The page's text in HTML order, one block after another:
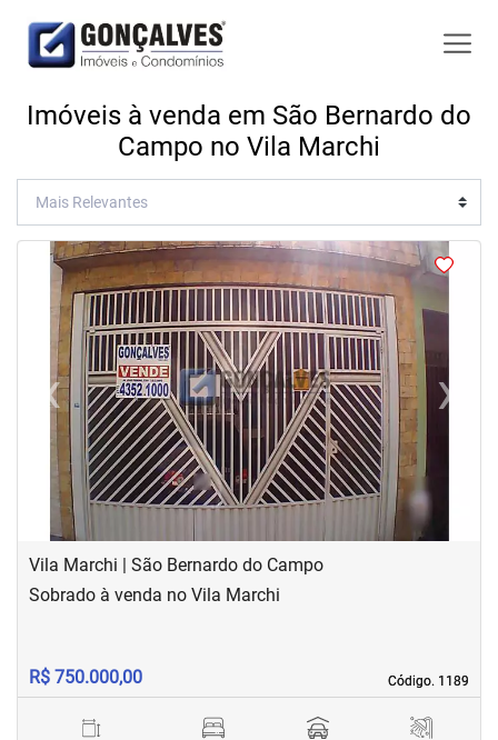
Imóveis à venda em São Bernardo do
Campo no Vila Marchi
‹
Previous ›Next
Vila Marchi | São Bernardo do Campo
Código. 1189
Código. 1189
Sobrado à venda no Vila Marchi
R$ 750.000,00